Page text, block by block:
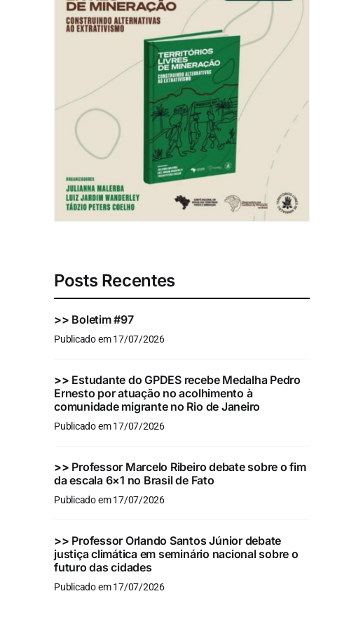
Posts Recentes
>> Boletim #97
Publicado em 17/07/2026
>> Estudante do GPDES recebe Medalha Pedro
Ernesto por atuação no acolhimento à
comunidade migrante no Rio de Janeiro
Publicado em 17/07/2026
>> Professor Marcelo Ribeiro debate sobre o fim
da escala 6×1 no Brasil de Fato
Publicado em 17/07/2026
>> Professor Orlando Santos Júnior debate
justiça climática em seminário nacional sobre o
futuro das cidades
Publicado em 17/07/2026